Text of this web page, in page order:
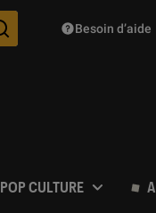
Des suggestions de
Besoin d’aide
POP CULTURE